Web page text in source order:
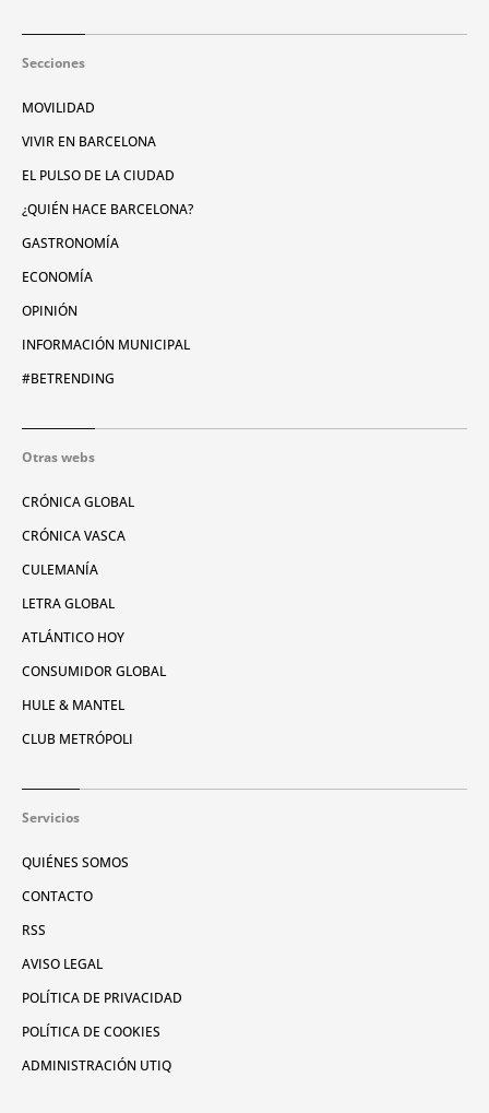
Secciones
MOVILIDAD
VIVIR EN BARCELONA
EL PULSO DE LA CIUDAD
¿QUIÉN HACE BARCELONA?
GASTRONOMÍA
ECONOMÍA
OPINIÓN
INFORMACIÓN MUNICIPAL
#BETRENDING
Otras webs
CRÓNICA GLOBAL
CRÓNICA VASCA
CULEMANÍA
LETRA GLOBAL
ATLÁNTICO HOY
CONSUMIDOR GLOBAL
HULE & MANTEL
CLUB METRÓPOLI
Servicios
QUIÉNES SOMOS
CONTACTO
RSS
AVISO LEGAL
POLÍTICA DE PRIVACIDAD
POLÍTICA DE COOKIES
ADMINISTRACIÓN UTIQ